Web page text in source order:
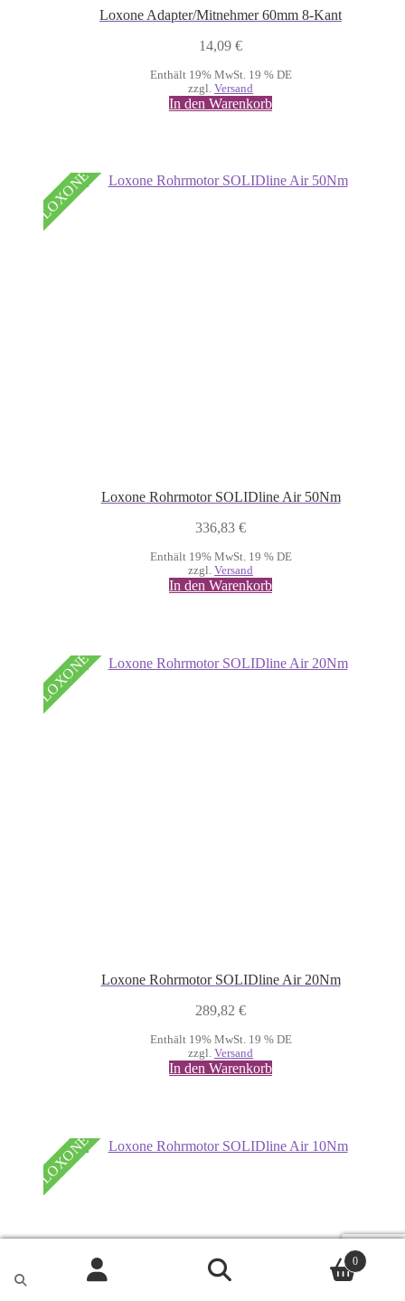
Loxone Adapter/Mitnehmer 60mm 8-Kant
14,09 €
Enthält 19% MwSt. 19 % DE
zzgl. Versand
In den Warenkorb
LOXONE
Loxone Rohrmotor SOLIDline Air 50Nm
336,83 €
Enthält 19% MwSt. 19 % DE
zzgl. Versand
In den Warenkorb
LOXONE
Loxone Rohrmotor SOLIDline Air 20Nm
289,82 €
Enthält 19% MwSt. 19 % DE
zzgl. Versand
In den Warenkorb
LOXONE
Suche
0